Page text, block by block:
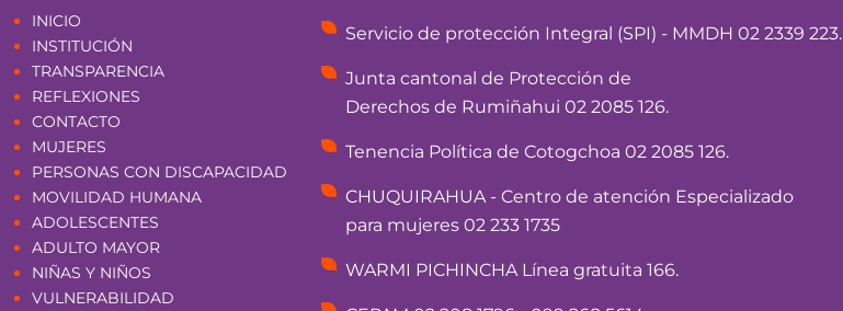
INICIO
INSTITUCIÓN
TRANSPARENCIA
REFLEXIONES
CONTACTO
MUJERES
PERSONAS CON DISCAPACIDAD
MOVILIDAD HUMANA
ADOLESCENTES
ADULTO MAYOR
NIÑAS Y NIÑOS
VULNERABILIDAD
Servicio de protección Integral (SPI) - MMDH 02 2339 223.
Junta cantonal de Protección de
Derechos de Rumiñahui 02 2085 126.
Tenencia Política de Cotogchoa 02 2085 126.
CHUQUIRAHUA - Centro de atención Especializado
para mujeres 02 233 1735
WARMI PICHINCHA Línea gratuita 166.